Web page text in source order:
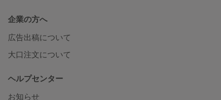
企業の方へ
広告出稿について
大口注文について
ヘルプセンター
お知らせ